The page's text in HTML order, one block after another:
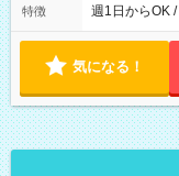
能！ └平日・
18:00 な
特徴 週1日からOK
気になる！